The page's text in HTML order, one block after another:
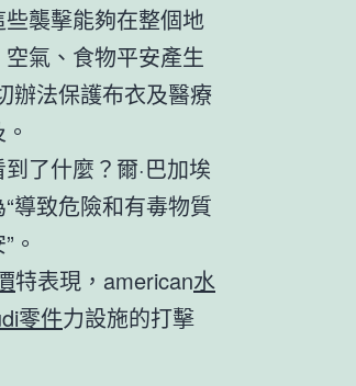
襲擊能夠在整個地
氣、食物平安產生
辦法保護布衣及醫療
了什麼？爾·巴加埃
導致危險和有毒物質
。
特表現，american水
零件力設施的打擊